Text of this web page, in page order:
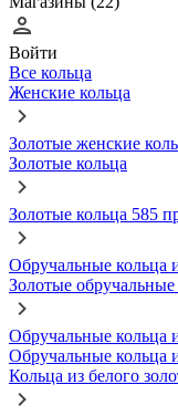
Войти
Все кольца
Женские кольца
Золотые женские
Золотые кольца
Золотые кольца 585
Обручальные кольца
Золотые обручальные
Обручальные кольца
Обручальные кольца
Кольца из белого